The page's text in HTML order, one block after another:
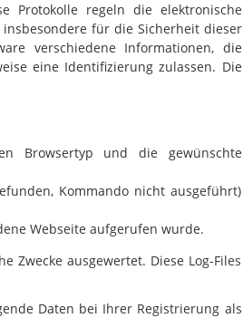
Protokolle regeln die elektronische
für die Sicherheit dieser
verschiedene Informationen, die
eine Identifizierung zulassen. Die
Browsertyp und die gewünschte
Kommando nicht ausgeführt)
Webseite aufgerufen wurde.
Zwecke ausgewertet. Diese Log-Files
Daten bei Ihrer Registrierung als